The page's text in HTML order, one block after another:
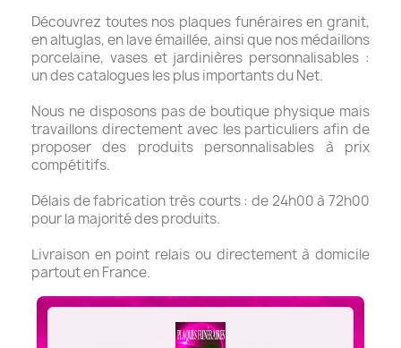
Découvrez toutes nos plaques funéraires en granit,
en altuglas, en lave émaillée, ainsi que nos médaillons
porcelaine, vases et jardinières personnalisables :
un des catalogues les plus importants du Net.
Nous ne disposons pas de boutique physique mais
travaillons directement avec les particuliers afin de
proposer des produits personnalisables à prix
compétitifs.
Délais de fabrication très courts : de 24h00 à 72h00
pour la majorité des produits.
Livraison en point relais ou directement à domicile
partout en France.